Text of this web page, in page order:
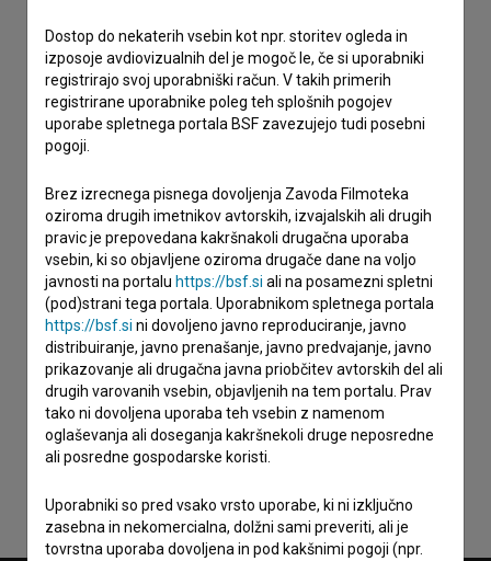
Sprejemamsplošne pogojein dajemsoglasjeza
zbiranje, hrambo in obdelavo osebnih podatkov.
Dostop do nekaterih vsebin kot npr. storitev ogleda in
izposoje avdiovizualnih del je mogoč le, če si uporabniki
registrirajo svoj uporabniški račun. V takih primerih
registrirane uporabnike poleg teh splošnih pogojev
uporabe spletnega portala BSF zavezujejo tudi posebni
pogoji.
Brez izrecnega pisnega dovoljenja Zavoda Filmoteka
oziroma drugih imetnikov avtorskih, izvajalskih ali drugih
pravic je prepovedana kakršnakoli drugačna uporaba
vsebin, ki so objavljene oziroma drugače dane na voljo
javnosti na portalu https://bsf.si ali na posamezni spletni
(pod)strani tega portala. Uporabnikom spletnega portala
https://bsf.si ni dovoljeno javno reproduciranje, javno
distribuiranje, javno prenašanje, javno predvajanje, javno
prikazovanje ali drugačna javna priobčitev avtorskih del ali
drugih varovanih vsebin, objavljenih na tem portalu. Prav
tako ni dovoljena uporaba teh vsebin z namenom
oglaševanja ali doseganja kakršnekoli druge neposredne
ali posredne gospodarske koristi.
Uporabniki so pred vsako vrsto uporabe, ki ni izključno
zasebna in nekomercialna, dolžni sami preveriti, ali je
tovrstna uporaba dovoljena in pod kakšnimi pogoji (npr.